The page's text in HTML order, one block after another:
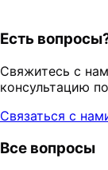
Есть
Свяжитесь с
консультацию
Связаться с
Все вопросы